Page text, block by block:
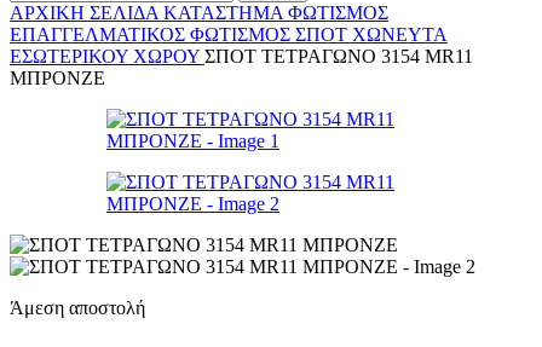
ΑΡΧΙΚΉ ΣΕΛΊΔΑ ΚΑΤΆΣΤΗΜΑ ΦΩΤΙΣΜΌΣ
ΕΠΑΓΓΕΛΜΑΤΙΚΟΣ ΦΩΤΙΣΜΌΣ ΣΠΟΤ ΧΩΝΕΥΤΆ
ΕΣΩΤΕΡΙΚΟΎ ΧΏΡΟΥ ΣΠΟΤ ΤΕΤΡΑΓΩΝΟ 3154 MR11
ΜΠΡΟΝΖΕ
Άμεση αποστολή